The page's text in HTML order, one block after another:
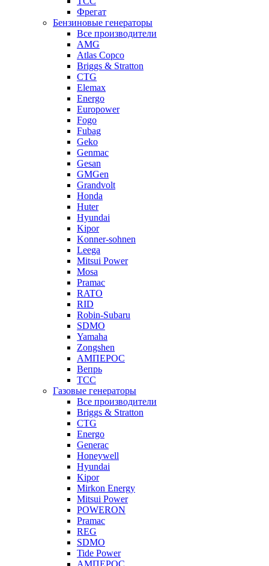
Фрегат
Бензиновые генераторы
Все производители
AMG
Atlas Copco
Briggs & Stratton
CTG
Elemax
Energo
Europower
Fogo
Fubag
Geko
Genmac
Gesan
GMGen
Grandvolt
Honda
Huter
Hyundai
Kipor
Konner-sohnen
Leega
Mitsui Power
Mosa
Pramac
RATO
RID
Robin-Subaru
SDMO
Yamaha
Zongshen
АМПЕРОС
Вепрь
ТСС
Газовые генераторы
Все производители
Briggs & Stratton
CTG
Energo
Generac
Honeywell
Hyundai
Kipor
Mirkon Energy
Mitsui Power
POWERON
Pramac
REG
SDMO
Tide Power
АМПЕРОС